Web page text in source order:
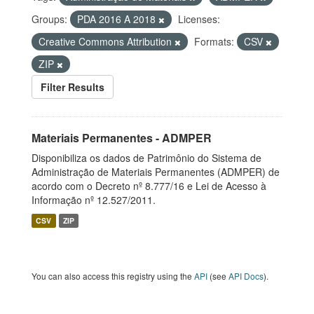
Groups:
PDA 2016 A 2018
Licenses:
Creative Commons Attribution
Formats:
CSV
ZIP
Filter Results
Materiais Permanentes - ADMPER
Disponibiliza os dados de Patrimônio do Sistema de
Administração de Materiais Permanentes (ADMPER) de
acordo com o Decreto nº 8.777/16 e Lei de Acesso à
Informação nº 12.527/2011.
CSV ZIP
You can also access this registry using the API (see API Docs).